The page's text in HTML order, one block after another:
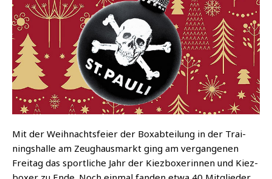
Mit der Weih­nachts­fei­er der Box­ab­tei­lung in der Trai­
nings­hal­le am Zeug­haus­markt ging am ver­gan­ge­nen
Frei­tag das sport­li­che Jahr der Kiez­bo­xe­rin­nen und Kiez­